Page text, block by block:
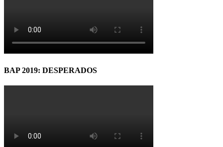
BAP 2019: DESPERADOS